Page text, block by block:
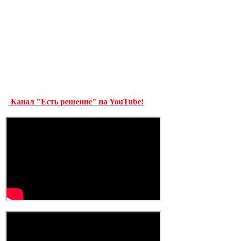
Канал "Есть решение" на YouTube!